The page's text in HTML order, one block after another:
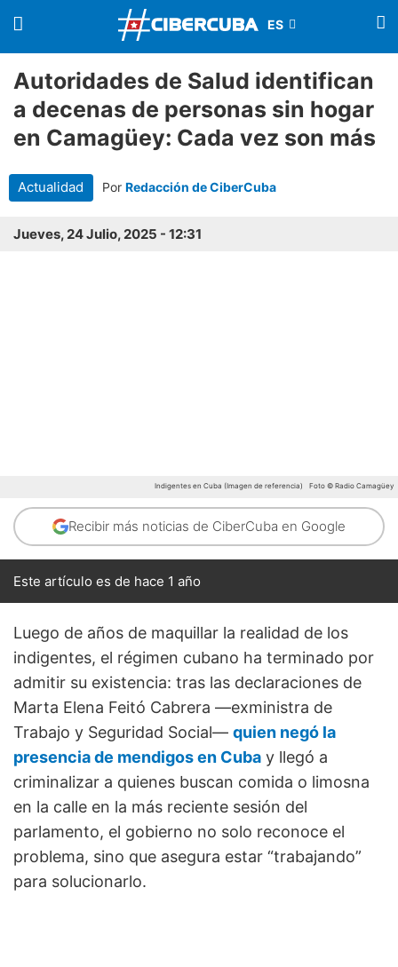
Autoridades de Salud identifican
a decenas de personas sin hogar
en Camagüey: Cada vez son más
Actualidad Por Redacción de CiberCuba
Jueves, 24 Julio, 2025 - 12:31
Indigentes en Cuba (Imagen de referencia) Foto © Radio Camagüey
Recibir más noticias de CiberCuba en Google
Este artículo es de hace 1 año
Luego de años de maquillar la realidad de los
indigentes, el régimen cubano ha terminado por
admitir su existencia: tras las declaraciones de
Marta Elena Feitó Cabrera —exministra de
Trabajo y Seguridad Social— quien negó la
presencia de mendigos en Cuba y llegó a
criminalizar a quienes buscan comida o limosna
en la calle en la más reciente sesión del
parlamento, el gobierno no solo reconoce el
problema, sino que asegura estar “trabajando”
para solucionarlo.